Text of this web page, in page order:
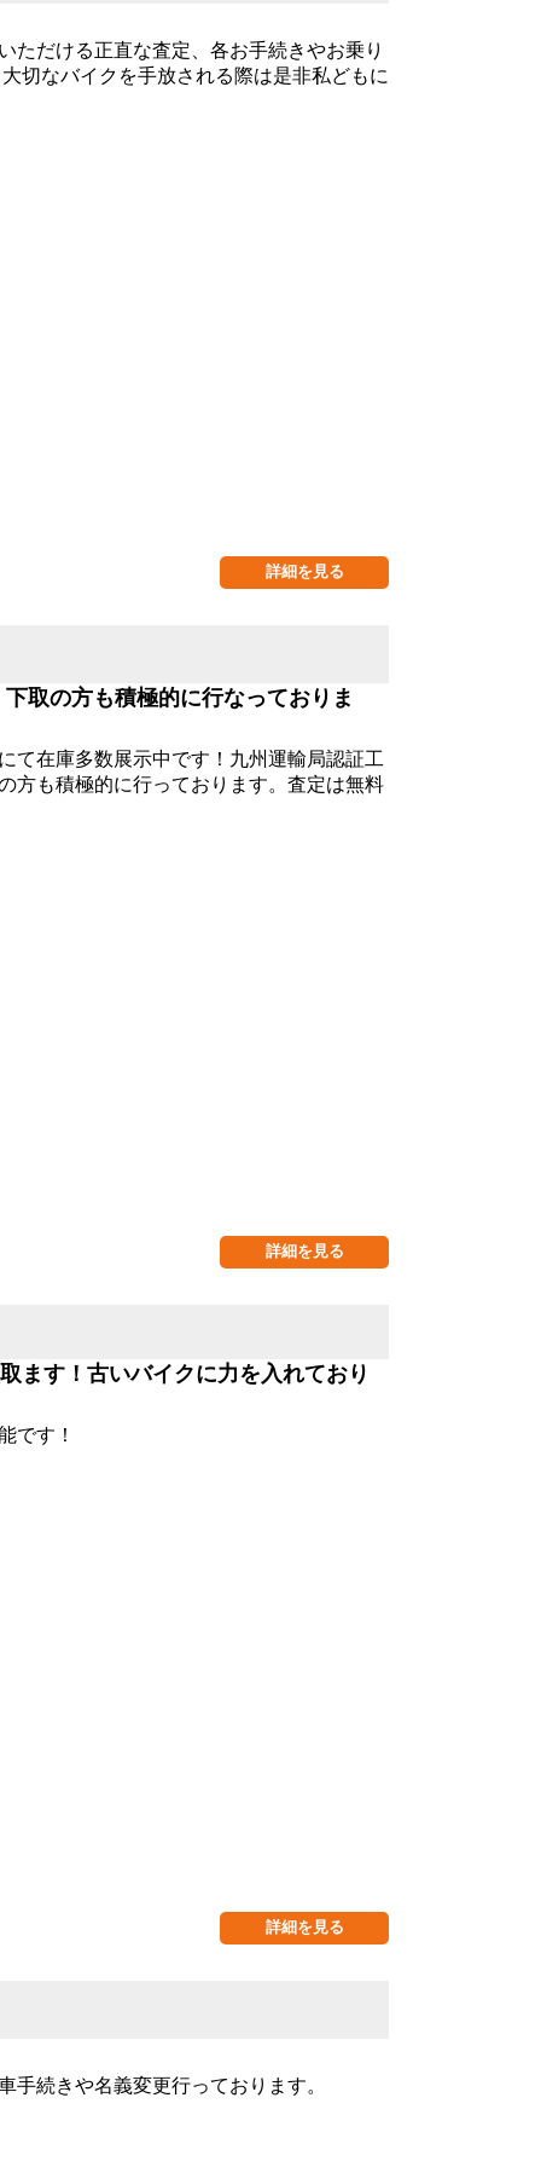
ただける正直な査定、各お手続きやお乗り
切なバイクを手放される際は是非私どもに
詳細を見る
取の方も積極的に行なっておりま
て在庫多数展示中です！九州運輸局認証工
方も積極的に行っております。査定は無料
詳細を見る
ます！古いバイクに力を入れており
です！
詳細を見る
続きや名義変更行っております。